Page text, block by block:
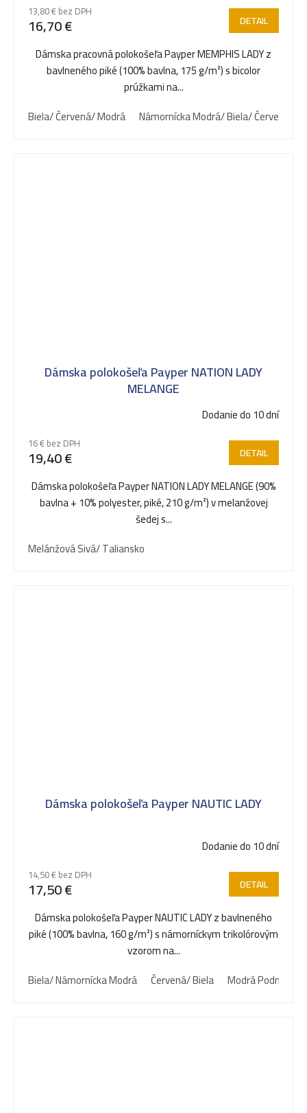
13,80 € bez DPH
16,70 € DETAIL
Dámska pracovná polokošeľa Payper MEMPHIS LADY z
bavlneného piké (100% bavlna, 175 g/m²) s bicolor
prúžkami na...
Biela/ Červená/ Modrá
Námornícka Modrá/ Biela/ Červená
Dámska polokošeľa Payper NATION LADY
MELANGE
Dodanie do 10 dní
16 € bez DPH
19,40 € DETAIL
Dámska polokošeľa Payper NATION LADY MELANGE (90%
bavlna + 10% polyester, piké, 210 g/m²) v melanžovej
šedej s...
Melánžová Sivá/ Taliansko
Dámska polokošeľa Payper NAUTIC LADY
Dodanie do 10 dní
14,50 € bez DPH
17,50 € DETAIL
Dámska polokošeľa Payper NAUTIC LADY z bavlneného
piké (100% bavlna, 160 g/m²) s námorníckym trikolórovým
vzorom na...
Biela/ Námornícka Modrá
Červená/ Biela Modrá